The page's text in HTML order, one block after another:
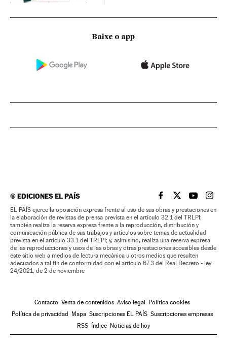
Baixe o app
©EDICIONES EL PAÍS EL PAÍS BRASIL EN
EL PAÍSEL PAÍS
EL
EL PAÍS ejerce la oposición expresa frente al uso de sus obras y prestaciones en
la elaboración de revistas de prensa prevista en el artículo 32.1 del TRLPI;
también realiza la reserva expresa frente a la reproducción, distribución y
comunicación pública de sus trabajos y artículos sobre temas de actualidad
prevista en el artículo 33.1 del TRLPI; y, asimismo, realiza una reserva expresa
de las reproducciones y usos de las obras y otras prestaciones accesibles desde
este sitio web a medios de lectura mecánica u otros medios que resulten
adecuados a tal fin de conformidad con el artículo 67.3 del Real Decreto - ley
24/2021, de 2 de noviembre
Contacto Venta de contenidos Aviso legal
Política cookies
Política de privacidad
Mapa Suscripciones EL PAÍS Suscripciones empresas
RSS
Índice Noticias de hoy